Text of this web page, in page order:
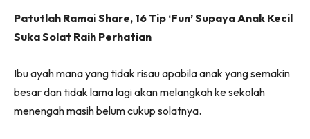
(Twitter)
Patutlah Ramai Share, 16 Tip ‘Fun’ Supaya Anak Kecil
Suka Solat Raih Perhatian
Ibu ayah mana yang tidak risau apabila anak yang semakin
besar dan tidak lama lagi akan melangkah ke sekolah
menengah masih belum cukup solatnya.